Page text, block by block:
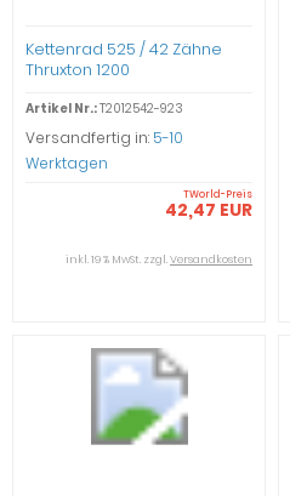
Kettenrad 525 / 42 Zähne
Thruxton 1200
Artikel Nr.:T2012542-923
Versandfertig in: 5-10
Werktagen
TWorld-Preis
42,47 EUR
inkl. 19 % MwSt. zzgl.Versandkosten